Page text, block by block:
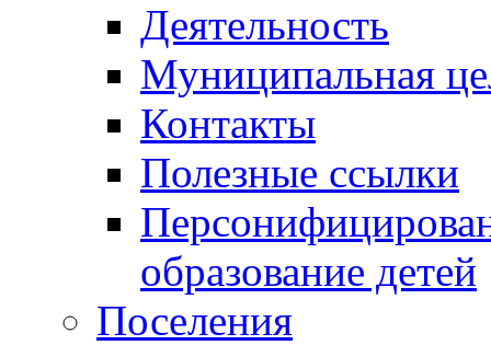
Деятельность
Муниципальная
Контакты
Полезные ссылки
образование детей
Поселения